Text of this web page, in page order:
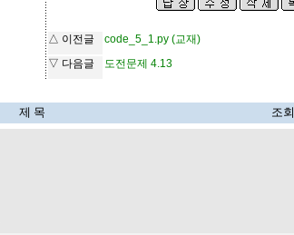
△ 이전글
code_5_1.py (교재)
▽ 다음글
도전문제 4.13
제 목 조회